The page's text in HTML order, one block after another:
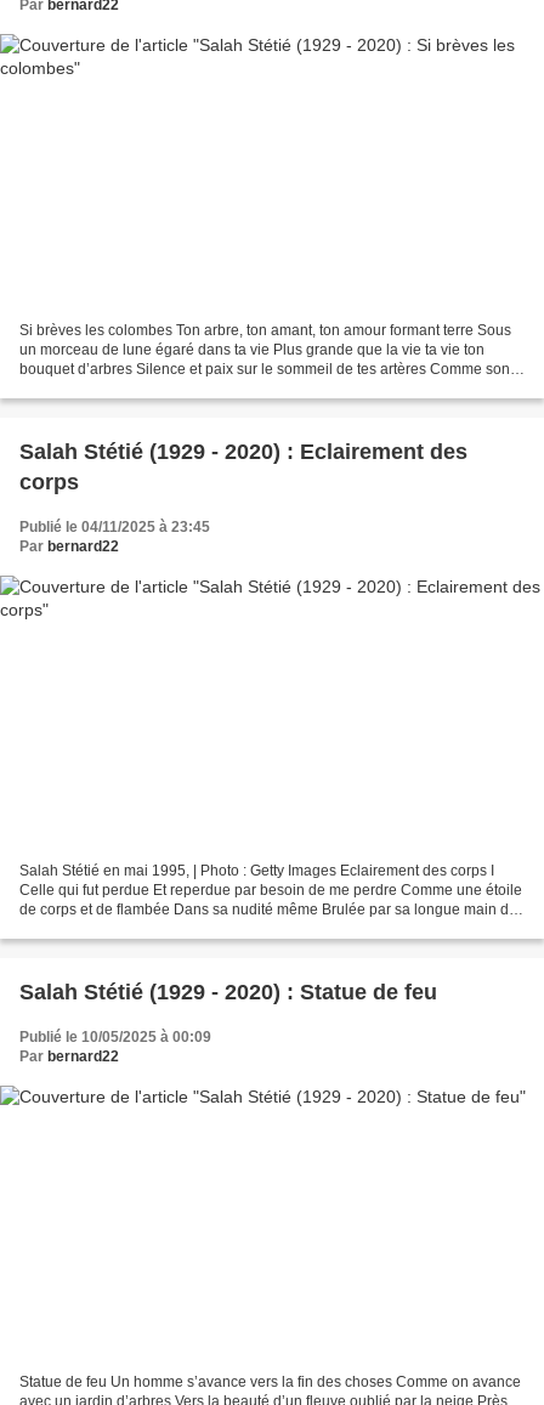
Par bernard22
Si brèves les colombes Ton arbre, ton amant, ton amour formant terre Sous
un morceau de lune égaré dans ta vie Plus grande que la vie ta vie ton
bouquet d’arbres Silence et paix sur le sommeil de tes artères Comme sont
Salah Stétié (1929 - 2020) : Eclairement des
corps
Publié le 04/11/2025 à 23:45
Par bernard22
Salah Stétié en mai 1995, | Photo : Getty Images Eclairement des corps I
Celle qui fut perdue Et reperdue par besoin de me perdre Comme une étoile
de corps et de flambée Dans sa nudité même Brulée par sa longue main de
Salah Stétié (1929 - 2020) : Statue de feu
Publié le 10/05/2025 à 00:09
Par bernard22
Statue de feu Un homme s’avance vers la fin des choses Comme on avance
avec un jardin d’arbres Vers la beauté d’un fleuve oublié par la neige Près